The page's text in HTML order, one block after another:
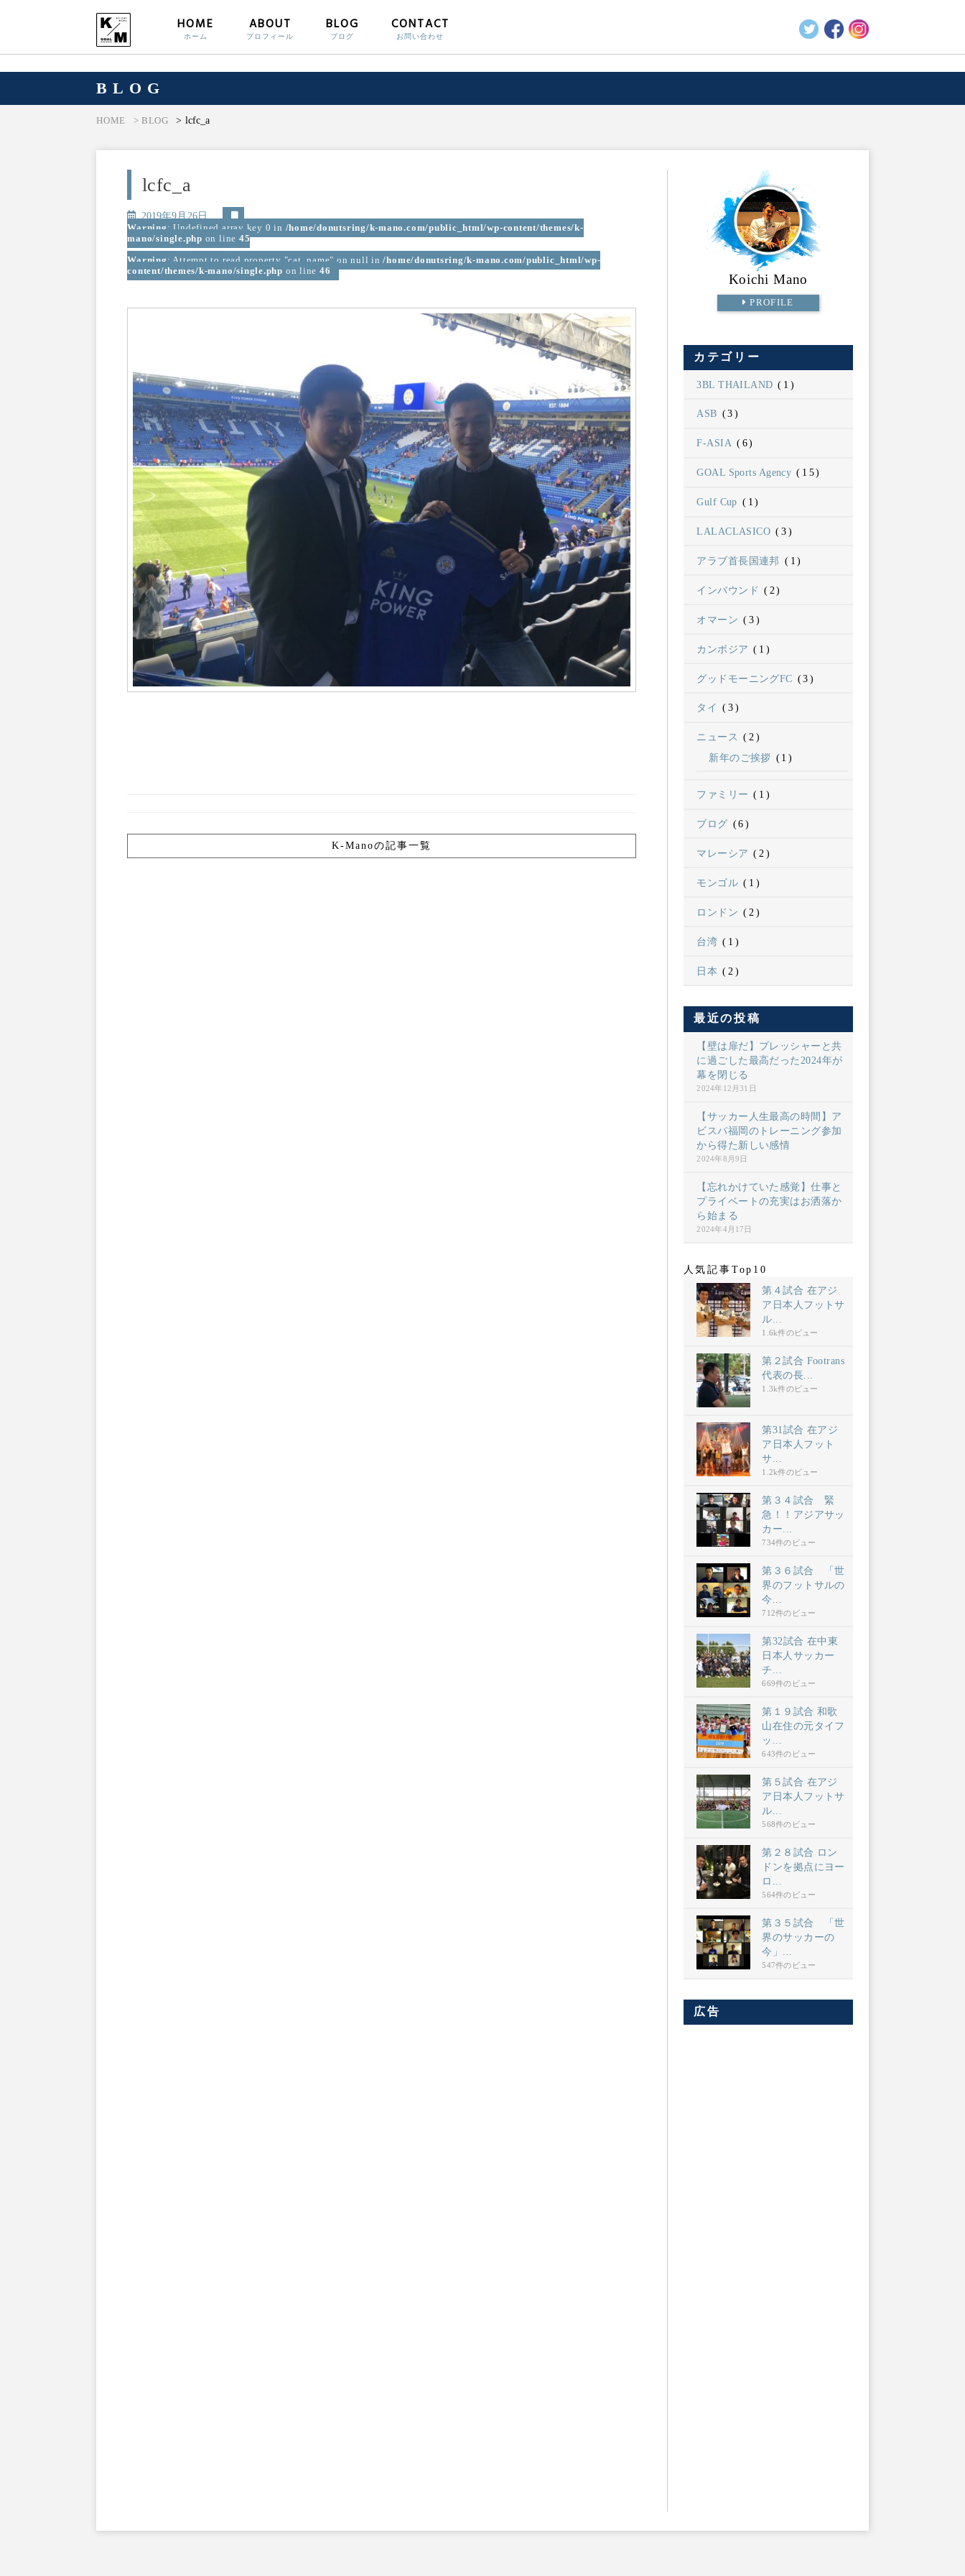
HOME
ホーム
ABOUT
プロフィール
BLOG
ブログ
CONTACT
お問い合わせ
BLOG
HOME > BLOG > lcfc_a
lcfc_a
2019年9月26日
Warning : Undefined array key 0 in /home/donutsring/k-mano.com/public_html/wp-content/themes/k-
mano/single.php on line 45
Warning : Attempt to read property "cat_name" on null in/home/donutsring/k-mano.com/public_html/wp-
content/themes/k-mano/single.php on line 46
K-Manoの記事一覧
Koichi Mano
PROFILE
カテゴリー
3BL THAILAND (1)
ASB (3)
F-ASIA (6)
GOAL Sports Agency (15)
Gulf Cup (1)
LALACLASICO (3)
アラブ首長国連邦 (1)
インバウンド (2)
オマーン (3)
カンボジア (1)
グッドモーニングFC (3)
タイ (3)
ニュース (2)
新年のご挨拶 (1)
ファミリー (1)
ブログ (6)
マレーシア (2)
モンゴル (1)
ロンドン (2)
台湾 (1)
日本 (2)
最近の投稿
【壁は扉だ】プレッシャーと共
に過ごした最高だった2024年が
幕を閉じる
2024年12月31日
【サッカー人生最高の時間】ア
ビスパ福岡のトレーニング参加
から得た新しい感情
2024年8月9日
【忘れかけていた感覚】仕事と
プライベートの充実はお洒落か
ら始まる
2024年4月17日
人気記事Top10
第４試合 在アジ
ア日本人フットサ
ル...
1.6k件のビュー
第２試合 Footrans
代表の長...
1.3k件のビュー
第31試合 在アジ
ア日本人フット
サ...
1.2k件のビュー
第３４試合 緊
急！！アジアサッ
カー...
734件のビュー
第３６試合 「世
界のフットサルの
今...
712件のビュー
第32試合 在中東
日本人サッカー
チ...
669件のビュー
第１９試合 和歌
山在住の元タイフ
ッ...
643件のビュー
第５試合 在アジ
ア日本人フットサ
ル...
568件のビュー
第２８試合 ロン
ドンを拠点にヨー
ロ...
564件のビュー
第３５試合 「世
界のサッカーの
今」...
547件のビュー
広告